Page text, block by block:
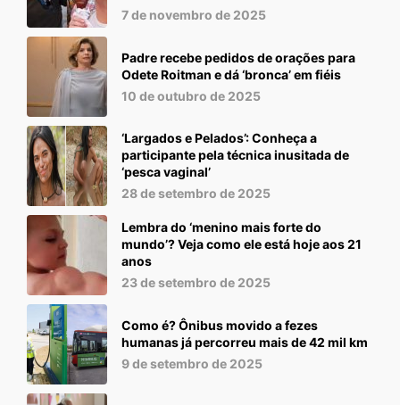
7 de novembro de 2025
Padre recebe pedidos de orações para
Odete Roitman e dá ‘bronca’ em fiéis
10 de outubro de 2025
‘Largados e Pelados’: Conheça a
participante pela técnica inusitada de
‘pesca vaginal’
28 de setembro de 2025
Lembra do ‘menino mais forte do
mundo’? Veja como ele está hoje aos 21
anos
23 de setembro de 2025
Como é? Ônibus movido a fezes
humanas já percorreu mais de 42 mil km
9 de setembro de 2025